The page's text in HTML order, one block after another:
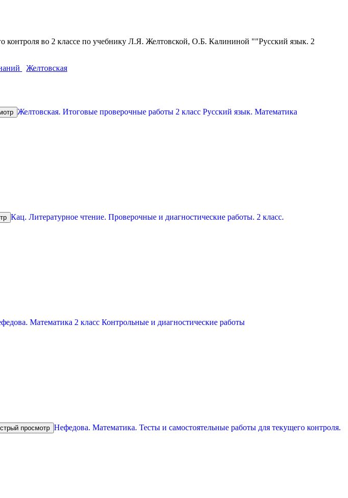
контроля во 2 классе по учебнику Л.Я. Желтовской, О.Б. Калининой ""Русский язык. 2
Желтовская
Желтовская. Итоговые проверочные работы 2 класс Русский язык. Математика
Кац. Литературное чтение. Проверочные и диагностические работы. 2 класс.
Математика 2 класс Контрольные и диагностические работы
просмотр Нефедова. Математика. Тесты и самостоятельные работы для текущего контроля.